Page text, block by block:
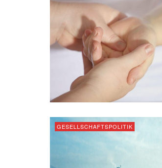
GESELLSCHAFTSPOLITIK